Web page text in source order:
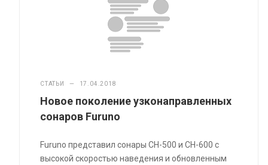
СТАТЬИ — 17.04.2018
Новое поколение узконаправленных
сонаров Furuno
Furuno представил сонары CH-500 и CH-600 с
высокой скоростью наведения и обновленным